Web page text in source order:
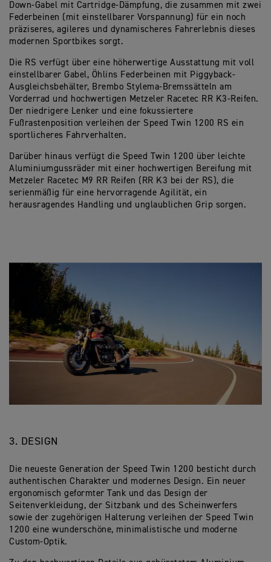
Down-Gabel mit Cartridge-Dämpfung, die zusammen mit zwei
Federbeinen (mit einstellbarer Vorspannung) für ein noch
präziseres, agileres und dynamischeres Fahrerlebnis dieses
modernen Sportbikes sorgt.
Die RS verfügt über eine höherwertige Ausstattung mit voll
einstellbarer Gabel, Öhlins Federbeinen mit Piggyback-
Ausgleichsbehälter, Brembo Stylema-Bremssätteln am
Vorderrad und hochwertigen Metzeler Racetec RR K3-Reifen.
Der niedrigere Lenker und eine fokussiertere
Fußrastenposition verleihen der Speed Twin 1200 RS ein
sportlicheres Fahrverhalten.
Darüber hinaus verfügt die Speed Twin 1200 über leichte
Aluminiumgussräder mit einer hochwertigen Bereifung mit
Metzeler Racetec M9 RR Reifen (RR K3 bei der RS), die
serienmäßig für eine hervorragende Agilität, ein
herausragendes Handling und unglaublichen Grip sorgen.
3. DESIGN
Die neueste Generation der Speed Twin 1200 besticht durch
authentischen Charakter und modernes Design. Ein neuer
ergonomisch geformter Tank und das Design der
Seitenverkleidung, der Sitzbank und des Scheinwerfers
sowie der zugehörigen Halterung verleihen der Speed Twin
1200 eine wunderschöne, minimalistische und moderne
Custom-Optik.